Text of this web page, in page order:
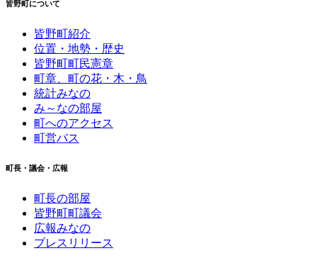
皆野町について
皆野町紹介
位置・地勢・歴史
皆野町町民憲章
町章、町の花・木・鳥
統計みなの
み～なの部屋
町へのアクセス
町営バス
町長・議会・広報
町長の部屋
皆野町町議会
広報みなの
プレスリリース